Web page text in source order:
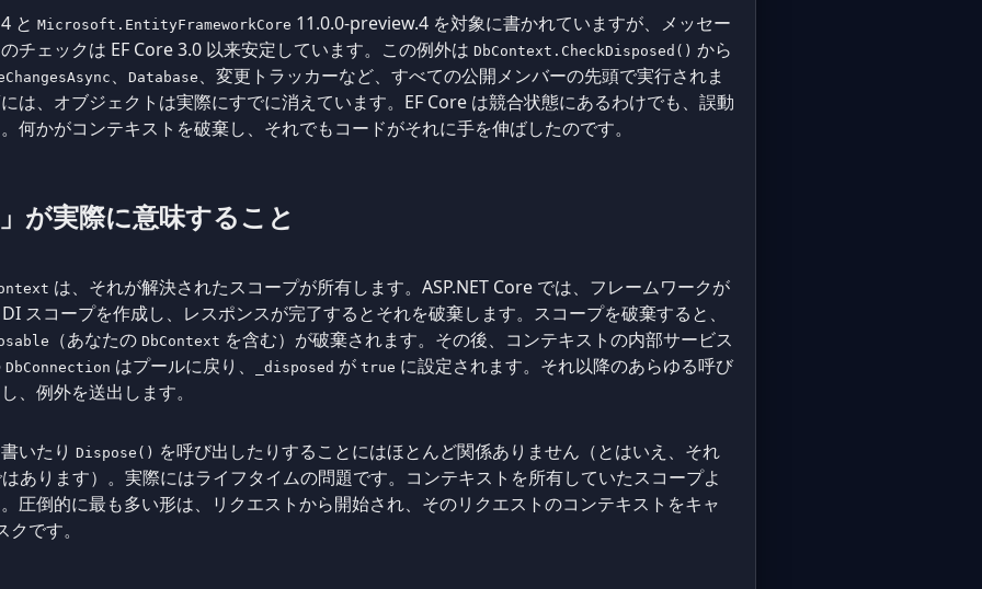
と Microsoft.EntityFrameworkCore 11.0.0-preview.4 を対象に書かれていますが、メッセー
チェックは EF Core 3.0 以来安定しています。この例外は DbContext.CheckDisposed() から
、 Database 、変更トラッカーなど、すべての公開メンバーの先頭で実行されま
は、オブジェクトは実際にすでに消えています。EF Core は競合状態にあるわけでも、誤動
何かがコンテキストを破棄し、それでもコードがそれに手を伸ばしたのです。
が実際に意味すること
は、それが解決されたスコープが所有します。ASP.NET Core では、フレームワークが
スコープを作成し、レスポンスが完了するとそれを破棄します。スコープを破棄すると、
（あなたの DbContext を含む）が破棄されます。その後、コンテキストの内部サービス
DbConnection はプールに戻り、 _disposed が true に設定されます。それ以降のあらゆる呼び
、例外を送出します。
いたり Dispose() を呼び出したりすることにはほとんど関係ありません（とはいえ、それ
あります）。実際にはライフタイムの問題です。コンテキストを所有していたスコープよ
圧倒的に最も多い形は、リクエストから開始され、そのリクエストのコンテキストをキャ
です。